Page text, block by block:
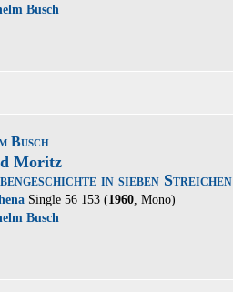
Busch
Busch
Moritz
in sieben Streichen
Single 56 153 (1960 , Mono)
Busch